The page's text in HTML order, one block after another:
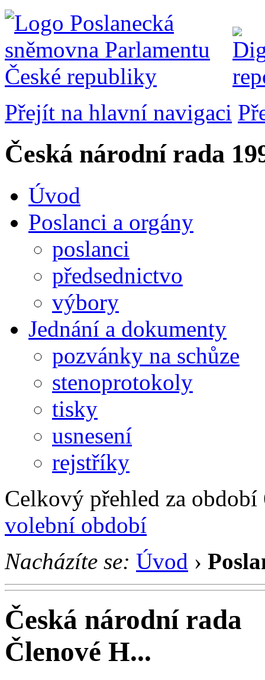
Přejít na hlavní navigaci
Česká národní rada
Úvod
Poslanci a orgány
poslanci
předsednictvo
výbory
Jednání a dokumenty
pozvánky na schůze
stenoprotokoly
tisky
usnesení
rejstříky
Celkový přehled za
volební období
Nacházíte se: Úvod ›
Česká národní rada
Členové H...